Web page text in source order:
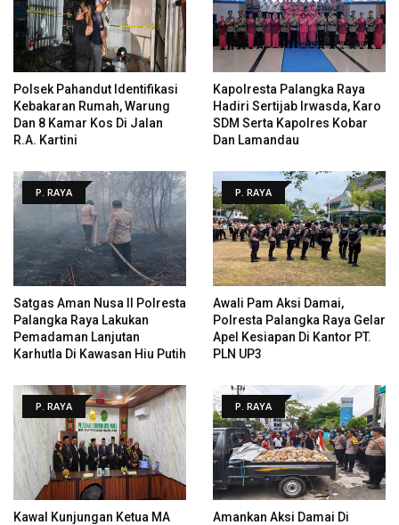
Polsek Pahandut Identifikasi
Kebakaran Rumah, Warung
Dan 8 Kamar Kos Di Jalan
R.A. Kartini
Kapolresta Palangka Raya
Hadiri Sertijab Irwasda, Karo
SDM Serta Kapolres Kobar
Dan Lamandau
P. RAYA
Satgas Aman Nusa II Polresta
Palangka Raya Lakukan
Pemadaman Lanjutan
Karhutla Di Kawasan Hiu Putih
P. RAYA
Awali Pam Aksi Damai,
Polresta Palangka Raya Gelar
Apel Kesiapan Di Kantor PT.
PLN UP3
P. RAYA
Kawal Kunjungan Ketua MA
P. RAYA
Amankan Aksi Damai Di